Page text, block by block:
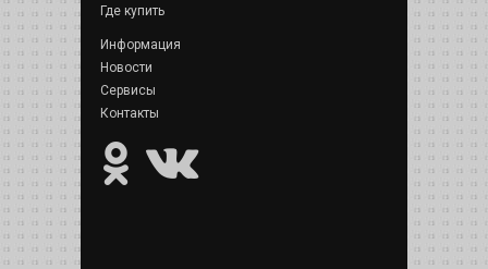
Где купить
Информация
Новости
Сервисы
Контакты